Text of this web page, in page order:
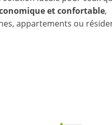
et confortable,
appartements ou